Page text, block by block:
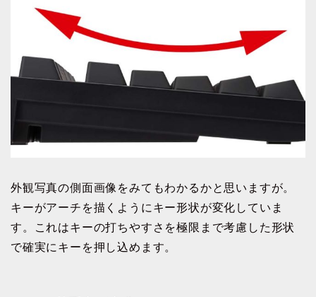
外観写真の側面画像をみてもわかるかと思いますが。
キーがアーチを描くようにキー形状が変化していま
す。これはキーの打ちやすさを極限まで考慮した形状
で確実にキーを押し込めます。